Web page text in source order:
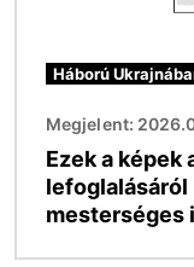
Háború
Megjelent:
Ezek a képek
lefoglalásáról
mesterséges